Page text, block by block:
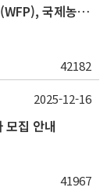
(~12/31) 2026년 상반기 유엔세계식량계획(WFP), 국제농업개발기금(IFAD) 및 유엔아동기금(UNICEF) 인턴십 프로그램 참가자 모집
42182
모집 안내
41967
2025-12-16